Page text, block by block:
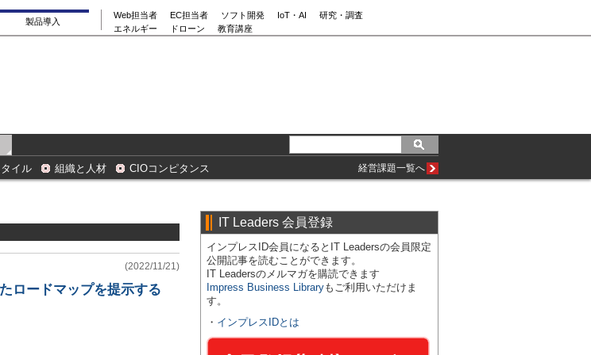
製品導入
Web担当者 EC担当者 ソフト開発 IoT・AI
研究・調査
エネルギー
ドローン 教育講座
イル 組織と人材 CIOコンピタンス 経営課題一覧へ
(2022/11/21)
ロードマップを提示する
IT Leaders 会員登録
インプレスID会員になるとIT Leadersの会員限定
公開記事を読むことができます。
IT Leadersのメルマガを購読できます
Impress Business Libraryもご利用いただけま
す。
・ インプレスIDとは